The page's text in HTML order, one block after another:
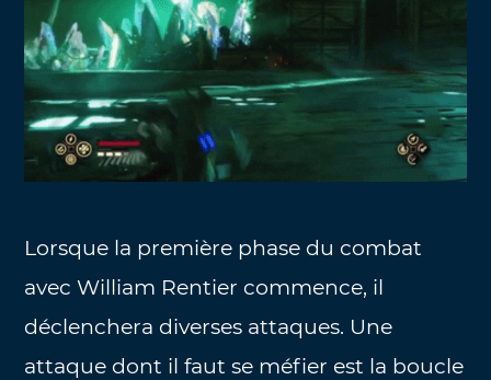
Lorsque la première phase du combat
avec William Rentier commence, il
déclenchera diverses attaques. Une
attaque dont il faut se méfier est la boucle